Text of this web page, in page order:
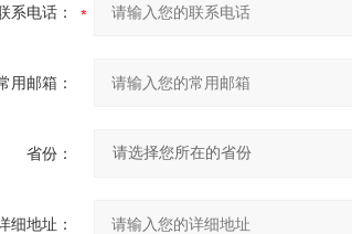
系电话：
用邮箱：
省份：
细地址：